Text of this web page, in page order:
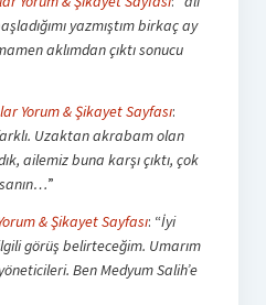
yazmıştım birkaç ay
aklımdan çıktı sonucu
Yorum & Şikayet Sayfası:
Uzaktan akrabam olan
ailemiz buna karşı çıktı, çok
”
& Şikayet Sayfası: “İyi
görüş belirteceğim. Umarım
Ben Medyum Salih’e